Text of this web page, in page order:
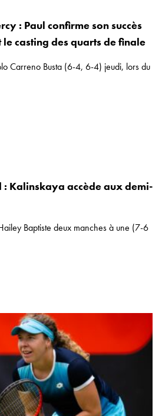
: Paul confirme son succès
casting des quarts de finale
Carreno Busta (6-4, 6-4) jeudi, lors du
Kalinskaya accède aux demi-
Baptiste deux manches à une (7-6